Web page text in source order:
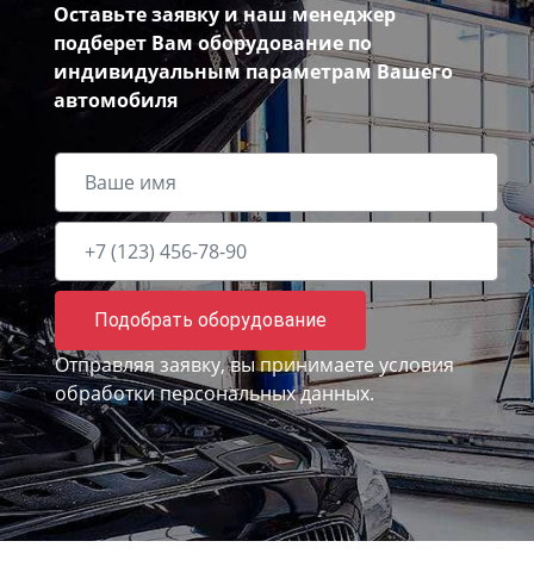
Оставьте заявку и наш менеджер
подберет Вам оборудование по
индивидуальным параметрам Вашего
автомобиля
Подобрать оборудование
Отправляя заявку, вы принимаете условия
обработки персональных данных.